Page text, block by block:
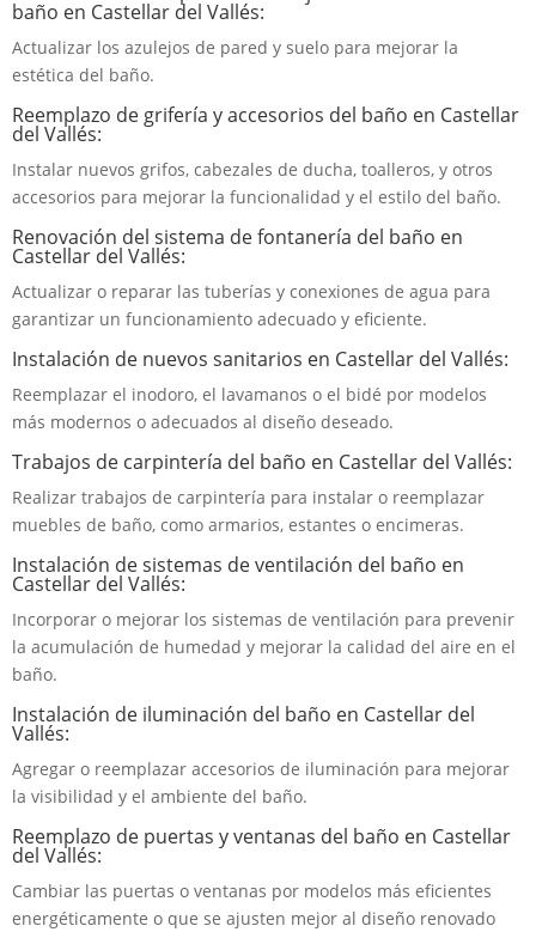
baño en Castellar del Vallés:
Actualizar los azulejos de pared y suelo para mejorar la
estética del baño.
Reemplazo de grifería y accesorios del baño en Castellar
del Vallés:
Instalar nuevos grifos, cabezales de ducha, toalleros, y otros
accesorios para mejorar la funcionalidad y el estilo del baño.
Renovación del sistema de fontanería del baño en
Castellar del Vallés:
Actualizar o reparar las tuberías y conexiones de agua para
garantizar un funcionamiento adecuado y eficiente.
Instalación de nuevos sanitarios en Castellar del Vallés:
Reemplazar el inodoro, el lavamanos o el bidé por modelos
más modernos o adecuados al diseño deseado.
Trabajos de carpintería del baño en Castellar del Vallés:
Realizar trabajos de carpintería para instalar o reemplazar
muebles de baño, como armarios, estantes o encimeras.
Instalación de sistemas de ventilación del baño en
Castellar del Vallés:
Incorporar o mejorar los sistemas de ventilación para prevenir
la acumulación de humedad y mejorar la calidad del aire en el
baño.
Instalación de iluminación del baño en Castellar del
Vallés:
Agregar o reemplazar accesorios de iluminación para mejorar
la visibilidad y el ambiente del baño.
Reemplazo de puertas y ventanas del baño en Castellar
del Vallés:
Cambiar las puertas o ventanas por modelos más eficientes
energéticamente o que se ajusten mejor al diseño renovado